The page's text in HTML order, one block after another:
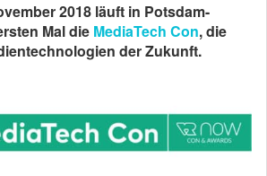
2018 läuft in Potsdam-
Mal die MediaTech Con, die
der Zukunft.